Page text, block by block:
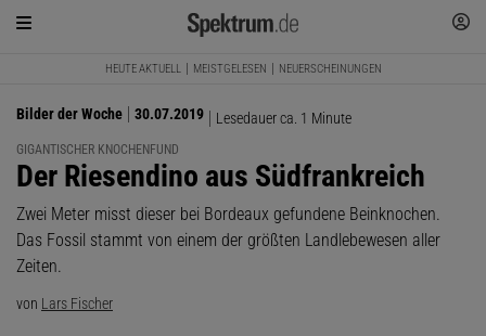
HEUTE AKTUELL MEISTGELESEN NEUERSCHEINUNGEN
Bilder der Woche 30.07.2019 Lesedauer ca. 1 Minute
GIGANTISCHER KNOCHENFUND
:
Der Riesendino aus Südfrankreich
Zwei Meter misst dieser bei Bordeaux gefundene Beinknochen.
Das Fossil stammt von einem der größten Landlebewesen aller
Zeiten.
von Lars Fischer